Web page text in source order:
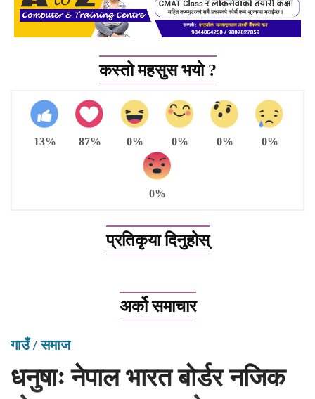
कस्तो महसुस भयो ?
13% 87% 0% 0% 0% 0%
0%
प्रतिकृया दिनुहोस्
अर्को समाचार
गाउँ / समाज
धनुषाः नेपाल भारत बोर्डर नजिक